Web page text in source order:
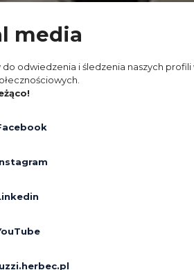
media
do odwiedzenia i śledzenia naszych profili